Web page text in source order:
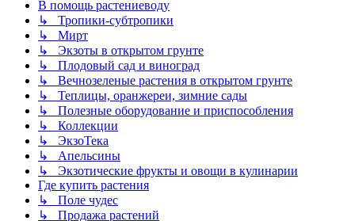
В помощь растениеводу
↳ Тропики-субтропики
↳ Мирт
↳ Экзоты в открытом грунте
↳ Плодовый сад и виноград
↳ Вечнозеленые растения в открытом грунте
↳ Теплицы, оранжереи, зимние сады
↳ Полезные оборудование и приспособления
↳ Коллекции
↳ ЭкзоТека
↳ Апельсины
↳ Экзотические фрукты и овощи в кулинарии
Где купить растения
↳ Поле чудес
↳ Продажа растений